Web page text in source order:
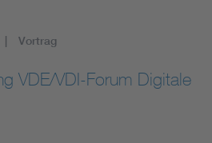
Vortrag
VDE/VDI-Forum Digitale